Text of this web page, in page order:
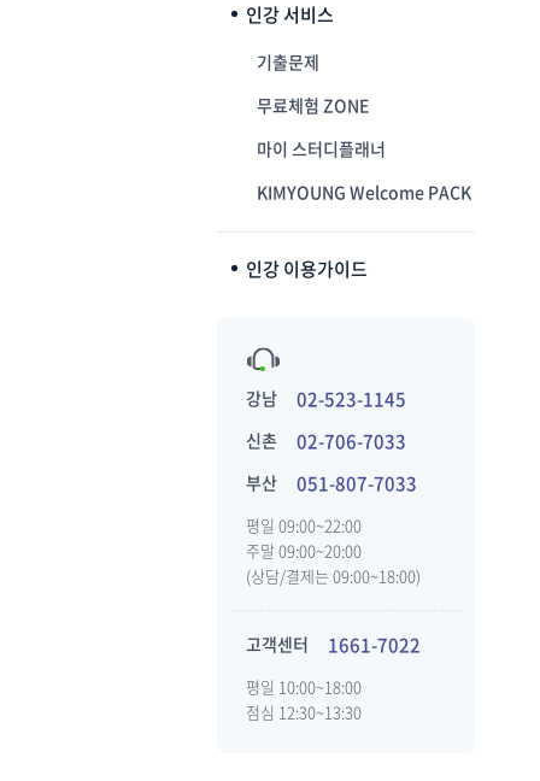
인강 서비스
기출문제
무료체험 ZONE
마이 스터디플래너
KIMYOUNG Welcome PACK
인강 이용가이드
강남 02-523-1145
신촌 02-706-7033
부산 051-807-7033
평일 09:00~22:00
주말 09:00~20:00
(상담/결제는 09:00~18:00)
고객센터 1661-7022
평일 10:00~18:00
점심 12:30~13:30